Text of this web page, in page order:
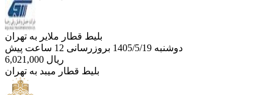
بلیط قطار ملایر به تهران
دوشنبه 1405/5/19
بروزرسانی 12 ساعت پیش
6,021,000 ریال
بلیط قطار میبد به تهران